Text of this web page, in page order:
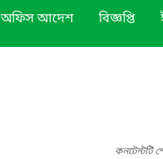
অফিস আদেশ বিজ্ঞপ্তি
কনটেন্টটি